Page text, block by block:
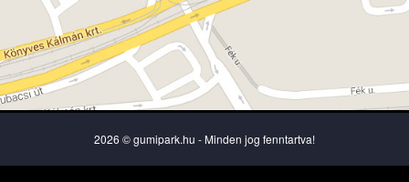
2026 © gumipark.hu - Minden jog fenntartva!